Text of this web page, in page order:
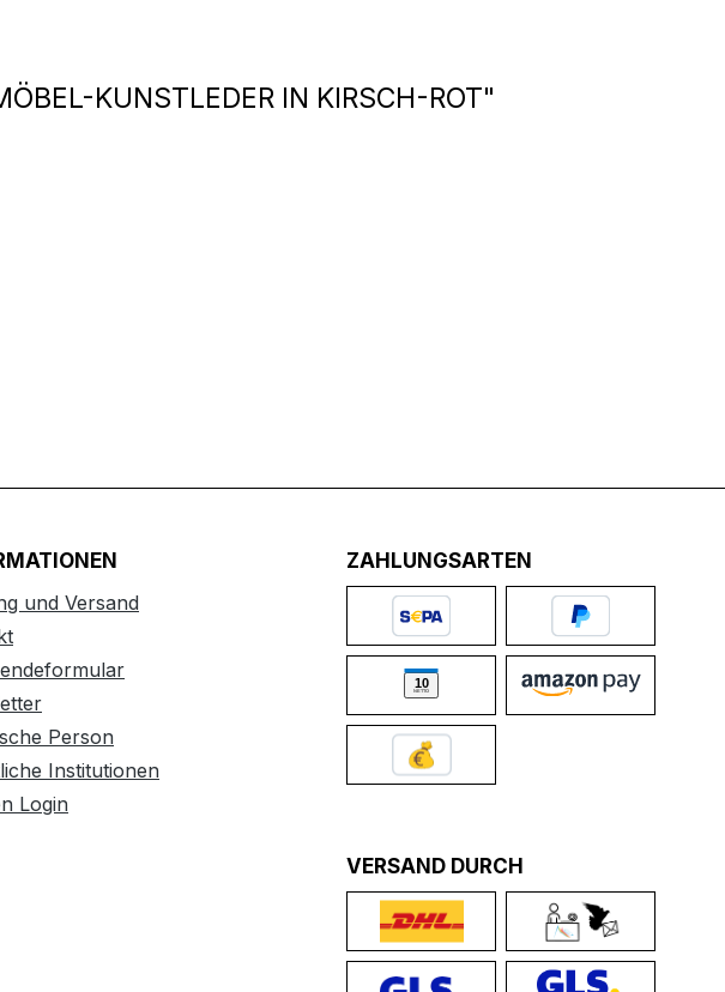
KUNSTLEDER IN KIRSCH-ROT"
und Versand
Person
Institutionen
Login
ZAHLUNGSARTEN
VERSAND DURCH